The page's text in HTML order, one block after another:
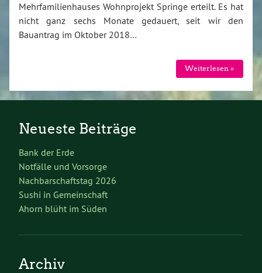
Mehrfamilienhauses Wohnprojekt Springe erteilt. Es hat
nicht ganz sechs Monate gedauert, seit wir den
Bauantrag im Oktober 2018…
Weiterlesen »
Neueste Beiträge
Bank der Erde
Notfälle und Vorsorge
Nachbarschaftstag 2026
Sushi in Gemeinschaft
Ahorn blüht im Süden
Archiv